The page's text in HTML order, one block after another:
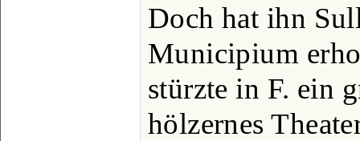
Doch hat ihn
Municipium
stürzte in F. ein
hölzernes